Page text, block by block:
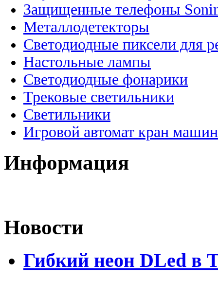
Защищенные телефоны
Металлодетекторы
Светодиодные пиксели для
Настольные лампы
Светодиодные фонарики
Трековые светильники
Светильники
Игровой автомат кран
Информация
Новости
Гибкий неон DLed в